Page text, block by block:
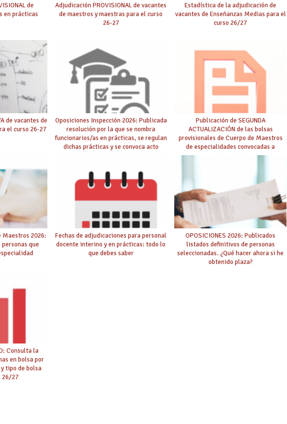
de
en prácticas
Adjudicación PROVISIONAL de vacantes
de maestros y maestras para el curso
26-27
Estadística de la adjudicación de
vacantes de Enseñanzas Medias para el
curso 26/27
de vacantes de
el curso 26-27
Oposiciones Inspección 2026: Publicada
resolución por la que se nombra
funcionarios/as en prácticas, se regulan
dichas prácticas y se convoca acto
Publicación de SEGUNDA
ACTUALIZACIÓN de las bolsas
provisionales de Cuerpo de Maestros
de especialidades convocadas a
Maestros 2026:
que
Fechas de adjudicaciones para personal
docente interino y en prácticas: todo lo
que debes saber
OPOSICIONES 2026: Publicados
listados definitivos de personas
seleccionadas. ¿Qué hacer ahora si he
obtenido plaza?
Consulta la
en bolsa por
tipo de bolsa
26/27